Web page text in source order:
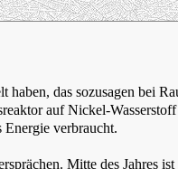
das sozusagen bei
auf Nickel-
Energie verbraucht.
Mitte des Jahres